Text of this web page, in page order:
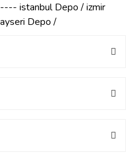
istanbul Depo / izmir
Depo /